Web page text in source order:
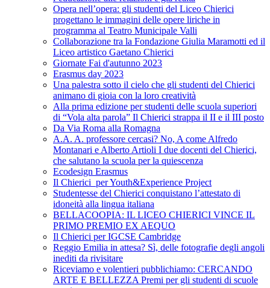
Opera nell’opera: gli studenti del Liceo Chierici
progettano le immagini delle opere liriche in
programma al Teatro Municipale Valli
Collaborazione tra la Fondazione Giulia Maramotti ed il
Liceo artistico Gaetano Chierici
Giornate Fai d'autunno 2023
Erasmus day 2023
Una palestra sotto il cielo che gli studenti del Chierici
animano di gioia con la loro creatività
Alla prima edizione per studenti delle scuola superiori
di “Vola alta parola” Il Chierici strappa il II e il III posto
Da Via Roma alla Romagna
A.A. A. professore cercasi? No, A come Alfredo
Montanari e Alberto Artioli I due docenti del Chierici,
che salutano la scuola per la quiescenza
Ecodesign Erasmus
Il Chierici per Youth&Experience Project
Studentesse del Chierici conquistano l’attestato di
idoneità alla lingua italiana
BELLACOOPIA: IL LICEO CHIERICI VINCE IL
PRIMO PREMIO EX AEQUO
Il Chierici per IGCSE Cambridge
Reggio Emilia in attesa? Sì, delle fotografie degli angoli
inediti da rivisitare
Riceviamo e volentieri pubblichiamo: CERCANDO
ARTE E BELLEZZA Premi per gli studenti di scuole